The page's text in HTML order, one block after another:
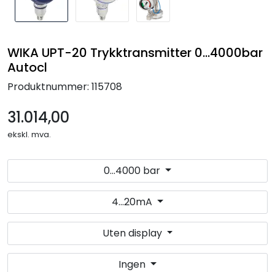
WIKA UPT-20 Trykktransmitter 0...4000bar
Autocl
Produktnummer: 115708
31.014,00
ekskl. mva.
0...4000 bar
4...20mA
Uten display
Ingen
Kampanjer
Outlet